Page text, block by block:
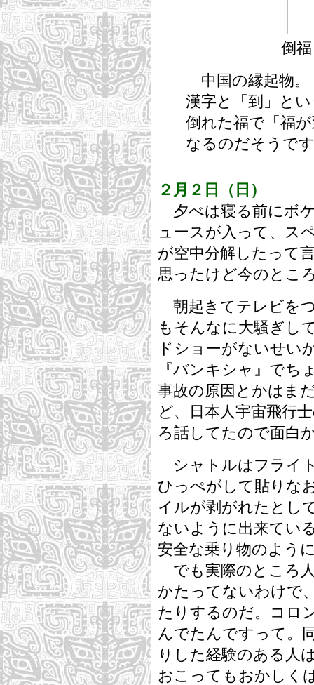
倒
中国の縁起物。
漢字と「到」と
倒れた福で「福
なるのだそうで
２月２日（日）
夕べは寝る前にボ
ュースが入って、ス
が空中分解したって
思ったけど今のとこ
朝起きてテレビを
もそんなに大騒ぎし
ドショーがないせい
『バンキシャ』でち
事故の原因とかはま
ど、日本人宇宙飛行
ろ話してたので面白
シャトルはフライ
ひっぺがして貼りな
イルが剥がれたとし
ないように出来てい
安全な乗り物のよう
でも実際のところ
かたってないわけで
たりするのだ。コロ
んでたんですって。
りした経験のある人
おこってもおかしく